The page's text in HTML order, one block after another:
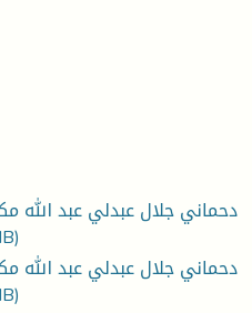
دحماني جلال عبدلي عبد الله
دحماني جلال عبدلي عبد الله